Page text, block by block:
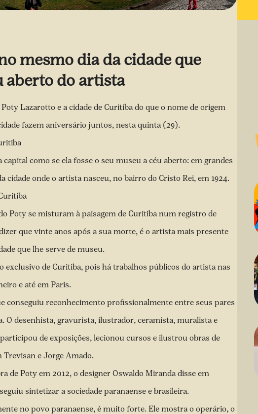
mesmo dia da cidade que
aberto do artista
Lazarotto e a cidade de Curitiba do que o nome de origem
fazem aniversário juntos, nesta quinta (29).
como se ela fosse o seu museu a céu aberto: em grandes
cidade onde o artista nasceu, no bairro do Cristo Rei, em 1924.
Poty se misturam à paisagem de Cu­­ritiba num registro de
que vinte anos após a sua morte, é o artista mais presente
que lhe serve de museu.
exclusivo de Curitiba, pois há trabalhos públicos do artista nas
e até em Paris.
conseguiu reconhecimento profissionalmente entre seus pares
O desenhista, gravurista, ilustrador, ceramista, muralista e
de exposições, lecionou cursos e ilustrou obras de
e Jorge Amado.
de Poty em 2012, o designer Oswaldo Miranda disse em
sintetizar a sociedade paranaense e brasileira.
no povo paranaense, é muito forte. Ele mostra o operário, o